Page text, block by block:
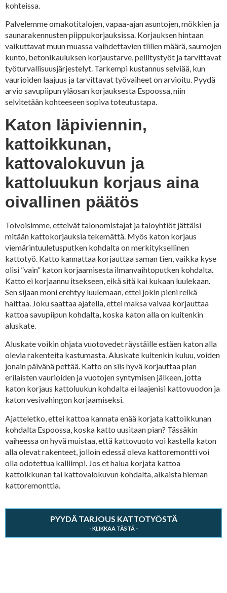
kohteissa.
Palvelemme omakotitalojen, vapaa-ajan asuntojen, mökkien ja
saunarakennusten piippukorjauksissa. Korjauksen hintaan
vaikuttavat muun muassa vaihdettavien tiilien määrä, saumojen
kunto, betonikauluksen korjaustarve, pellitystyöt ja tarvittavat
työturvallisuusjärjestelyt. Tarkempi kustannus selviää, kun
vaurioiden laajuus ja tarvittavat työvaiheet on arvioitu. Pyydä
arvio savupiipun yläosan korjauksesta Espoossa, niin
selvitetään kohteeseen sopiva toteutustapa.
Katon läpiviennin,
kattoikkunan,
kattovalokuvun ja
kattoluukun korjaus aina
oivallinen päätös
Toivoisimme, etteivät talonomistajat ja taloyhtiöt jättäisi
mitään kattokorjauksia tekemättä. Myös katon korjaus
viemärintuuletusputken kohdalta on merkityksellinen
kattotyö. Katto kannattaa korjauttaa saman tien, vaikka kyse
olisi ”vain” katon korjaamisesta ilmanvaihtoputken kohdalta.
Katto ei korjaannu itsekseen, eikä sitä kai kukaan luulekaan.
Sen sijaan moni erehtyy luulemaan, ettei jokin pieni reikä
haittaa. Joku saattaa ajatella, ettei maksa vaivaa korjauttaa
kattoa savupiipun kohdalta, koska katon alla on kuitenkin
aluskate.
Aluskate voikin ohjata vuotovedet räystäille estäen katon alla
olevia rakenteita kastumasta. Aluskate kuitenkin kuluu, voiden
jonain päivänä pettää. Katto on siis hyvä korjauttaa pian
erilaisten vaurioiden ja vuotojen syntymisen jälkeen, jotta
katon korjaus kattoluukun kohdalta ei laajenisi kattovuodon ja
katon vesivahingon korjaamiseksi.
Ajatteletko, ettei kattoa kannata enää korjata kattoikkunan
kohdalta Espoossa, koska katto uusitaan pian? Tässäkin
vaiheessa on hyvä muistaa, että kattovuoto voi kastella katon
alla olevat rakenteet, jolloin edessä oleva kattoremontti voi
olla odotettua kalliimpi. Jos et halua korjata kattoa
kattoikkunan tai kattovalokuvun kohdalta, aikaista hieman
kattoremonttia.
PYYDÄ TARJOUS KATTOTYÖSTÄ